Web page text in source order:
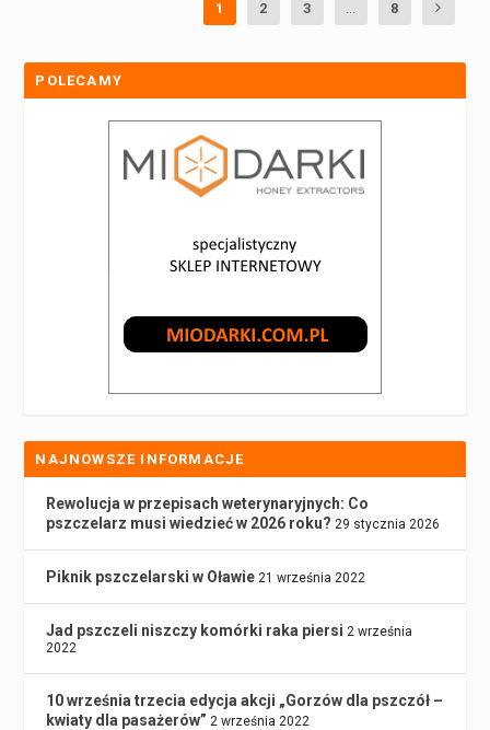
1 2 3 8
POLECAMY
NAJNOWSZE INFORMACJE
Rewolucja w przepisach weterynaryjnych: Co
pszczelarz musi wiedzieć w 2026 roku? 29 stycznia 2026
Piknik pszczelarski w Oławie 21 września 2022
Jad pszczeli niszczy komórki raka piersi 2 września
2022
10 września trzecia edycja akcji „Gorzów dla pszczół –
kwiaty dla pasażerów” 2 września 2022